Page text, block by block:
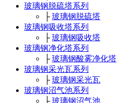
玻璃钢脱硫塔系列
├玻璃钢脱硫塔
玻璃钢吸收塔系列
├玻璃钢吸收塔
玻璃钢净化塔系列
├玻璃钢酸雾净化塔
玻璃钢采光瓦系列
├玻璃钢采光瓦
玻璃钢沼气池系列
├玻璃钢沼气池